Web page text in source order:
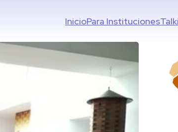
InicioPara Instituciones